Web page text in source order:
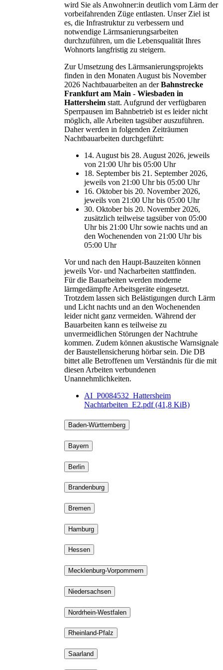
wird Sie als Anwohner:in deutlich vom Lärm der
vorbeifahrenden Züge entlasten. Unser Ziel ist
es, die Infrastruktur zu verbessern und
notwendige Lärmsanierungsarbeiten
durchzuführen, um die Lebensqualität Ihres
Wohnorts langfristig zu steigern.
Zur Umsetzung des Lärmsanierungsprojekts
finden in den Monaten August bis November
2026 Nachtbauarbeiten an derBahnstrecke
Frankfurt am Main - Wiesbaden in
Hattersheimstatt. Aufgrund der verfügbaren
Sperrpausen im Bahnbetrieb ist es leider nicht
möglich, alle Arbeiten tagsüber auszuführen.
Daher werden in folgenden Zeiträumen
Nachtbauarbeiten durchgeführt:
14. August bis 28. August 2026, jeweils
von 21:00 Uhr bis 05:00 Uhr
18. September bis 21. September 2026,
jeweils von 21:00 Uhr bis 05:00 Uhr
16. Oktober bis 20. November 2026,
jeweils von 21:00 Uhr bis 05:00 Uhr
30. Oktober bis 20. November 2026,
zusätzlich teilweise tagsüber von 05:00
Uhr bis 21:00 Uhr sowie nachts und an
den Wochenenden von 21:00 Uhr bis
05:00 Uhr
Vor und nach den Haupt-Bauzeiten können
jeweils Vor- und Nacharbeiten stattfinden.
Für die Bauarbeiten werden moderne
lärmgedämpfte Arbeitsgeräte eingesetzt.
Trotzdem lassen sich Belästigungen durch Lärm
und Licht nachts und an den Wochenenden
leider nicht ganz vermeiden. Während der
Bauarbeiten kann es teilweise zu
unvermeidlichen Störungen der Nachtruhe
kommen. Zudem können akustische Warnsignale
der Baustellensicherung hörbar sein. Die DB
bittet alle Betroffenen um Verständnis für die mit
diesen Arbeiten verbundenen
Unannehmlichkeiten.
AI_P0084532_Hattersheim
Nachtarbeiten_E2.pdf(41,8 KiB)
Baden-Württemberg
Bayern
Berlin
Brandenburg
Bremen
Hamburg
Hessen
Mecklenburg-Vorpommern
Niedersachsen
Nordrhein-Westfalen
Rheinland-Pfalz
Saarland